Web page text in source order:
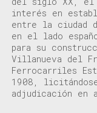
interés en
entre la ciudad
en el lado
para su
Villanueva del
Ferrocarriles
1908
adjudicación en